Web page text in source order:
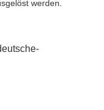
werden.